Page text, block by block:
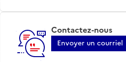
Contactez-nous
Envoyer un courriel